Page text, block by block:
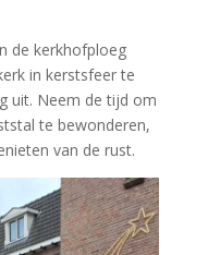
de kerkhofploeg
in kerstsfeer te
uit. Neem de tijd om
te bewonderen,
van de rust.